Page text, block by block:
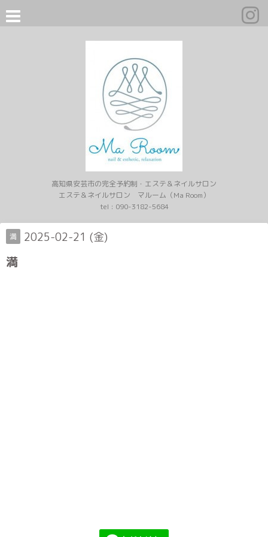
高知県安芸市の完全予約制・エステ＆ネイルサロン
エステ＆ネイルサロン マルーム（Ma Room）
tel : 090-3182-5684
満 2025-02-21 (金)
満